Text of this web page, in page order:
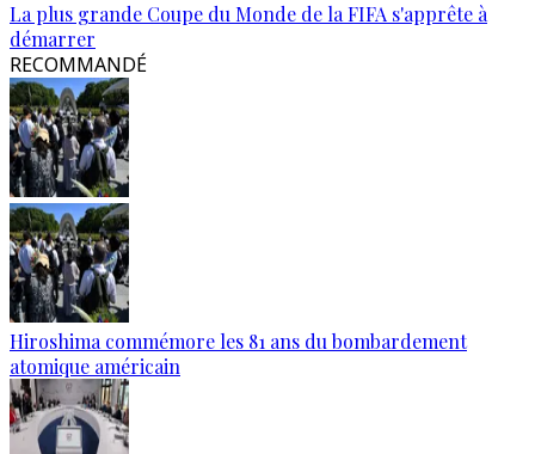
La plus grande Coupe du Monde de la FIFA s'apprête à
démarrer
RECOMMANDÉ
Hiroshima commémore les 81 ans du bombardement
atomique américain